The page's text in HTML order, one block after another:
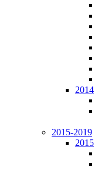
2014
2015-2019
2015